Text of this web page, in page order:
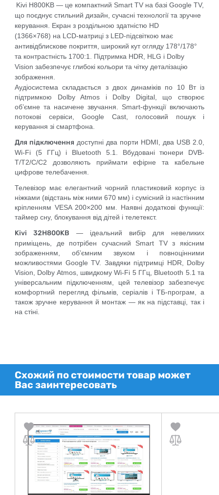
Kivi H800KB — це компактний Smart TV на базі Google TV,
що поєднує стильний дизайн, сучасні технології та зручне
керування. Екран з роздільною здатністю HD
(1366×768) на LCD-матриці з LED-підсвіткою має
антивідблискове покриття, широкий кут огляду 178°/178°
та контрастність 1700:1. Підтримка HDR, HLG і Dolby
Vision забезпечує глибокі кольори та чітку деталізацію
зображення.
Аудіосистема складається з двох динаміків по 10 Вт із
підтримкою Dolby Atmos і Dolby Digital, що створює
об’ємне та насичене звучання. Smart-функції включають
потокові сервіси, Google Cast, голосовий пошук і
керування зі смартфона.
Для підключення доступні два порти HDMI, два USB 2.0,
Wi-Fi (5 ГГц) і Bluetooth 5.1. Вбудовані тюнери DVB-
T/T2/C/C2 дозволяють приймати ефірне та кабельне
цифрове телебачення.
Телевізор має елегантний чорний пластиковий корпус із
ніжками (відстань між ними 670 мм) і сумісний із настінним
кріпленням VESA 200×200 мм. Наявні додаткові функції:
таймер сну, блокування від дітей і телетекст.
Kivi 32H800KB — ідеальний вибір для невеликих
приміщень, де потрібен сучасний Smart TV з якісним
зображенням, об’ємним звуком і повноцінними
можливостями Google TV. Завдяки підтримці HDR, Dolby
Vision, Dolby Atmos, швидкому Wi-Fi 5 ГГц, Bluetooth 5.1 та
універсальним підключенням, цей телевізор забезпечує
комфортний перегляд фільмів, серіалів і ТБ-програм, а
також зручне керування й монтаж — як на підставці, так і
на стіні.
Схожий по стоимости товар может
Вас заинтересовать